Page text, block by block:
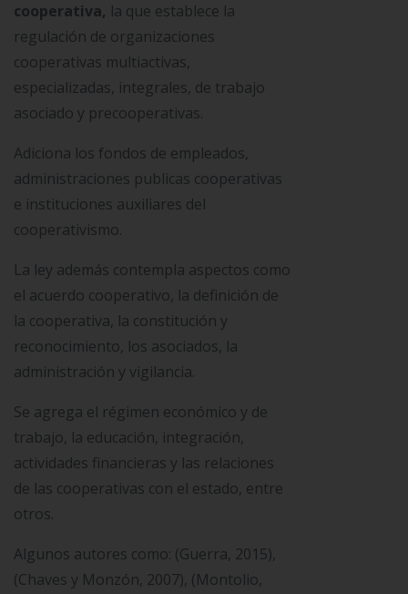
cooperativa, la que establece la
regulación de organizaciones
cooperativas multiactivas,
especializadas, integrales, de trabajo
asociado y precooperativas.
Adiciona los fondos de empleados,
administraciones publicas cooperativas
e instituciones auxiliares del
cooperativismo.
La ley además contempla aspectos como
el acuerdo cooperativo, la definición de
la cooperativa, la constitución y
reconocimiento, los asociados, la
administración y vigilancia.
Se agrega el régimen económico y de
trabajo, la educación, integración,
actividades financieras y las relaciones
de las cooperativas con el estado, entre
otros.
Algunos autores como: (Guerra, 2015),
(Chaves y Monzón, 2007), (Montolio,